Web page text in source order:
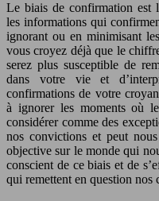
Le biais de confirmation est
les informations qui
ignorant ou en minimisant
vous croyez déjà que le
serez plus susceptible de
dans votre vie et
confirmations de votre
à ignorer les moments où
considérer comme des
nos convictions et peut
objective sur le monde qui
conscient de ce biais et de
qui remettent en question nos